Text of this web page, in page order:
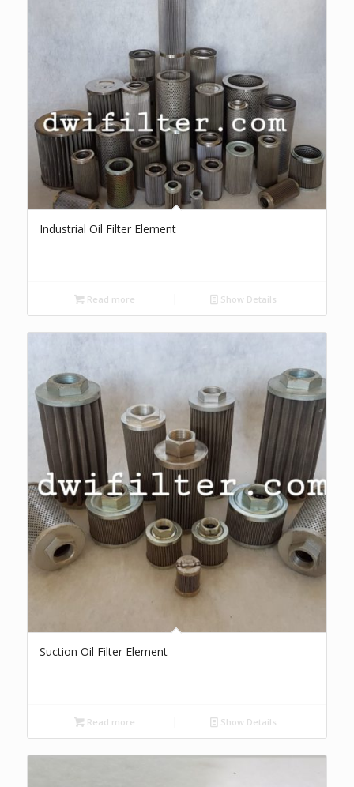
Industrial Oil Filter Element
Read more Show Details
Suction Oil Filter Element
Read more Show Details